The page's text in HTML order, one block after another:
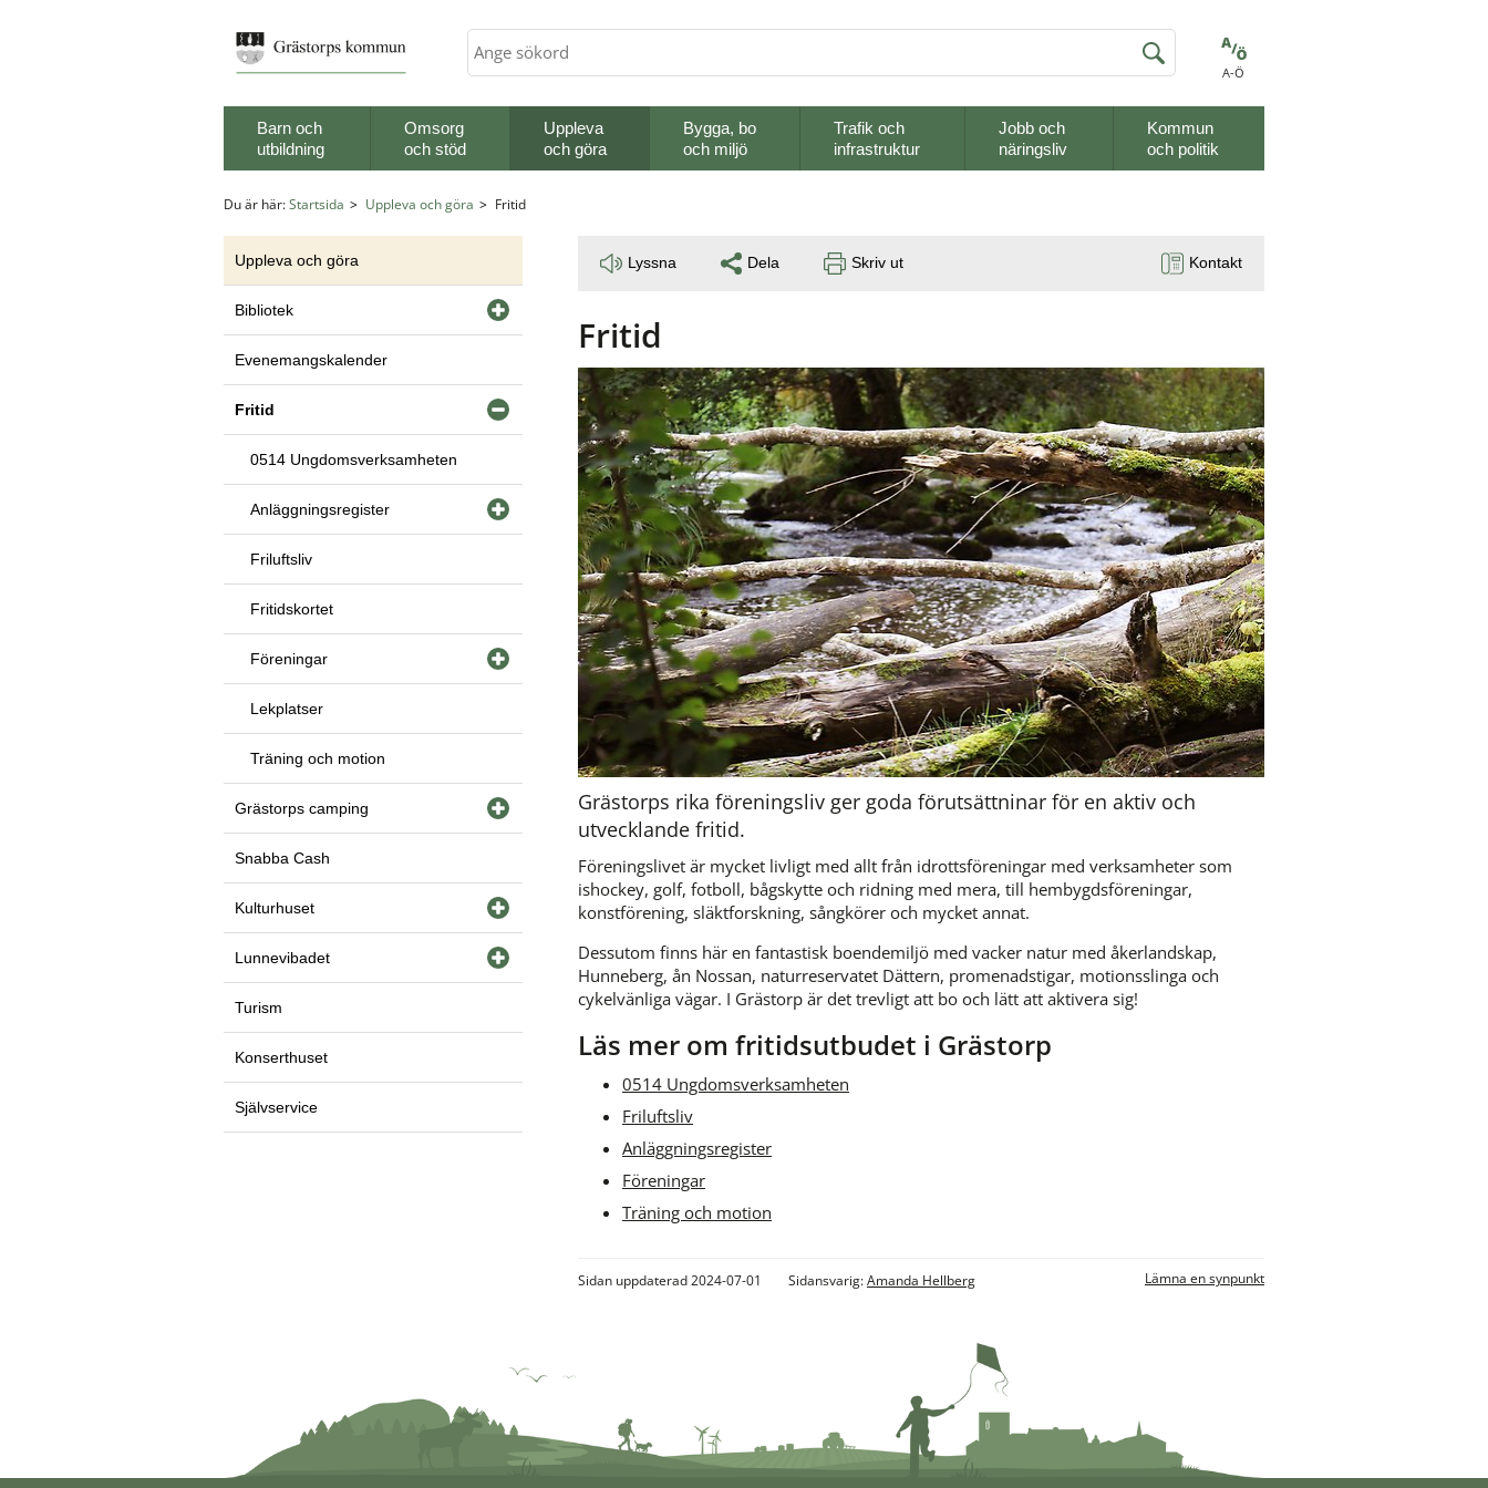
Sök
A-Ö
Barn och
utbildning
Omsorg
och stöd
Uppleva
och göra
Bygga, bo
och miljö
Trafik och
infrastruktur
Jobb och
näringsliv
Kommun
och politik
Du är här:Startsida Uppleva och göra Fritid
Uppleva och göra
Bibliotek
Evenemangskalender
Fritid
0514 Ungdomsverksamheten
Anläggningsregister
Friluftsliv
Fritidskortet
Föreningar
Lekplatser
Träning och motion
Grästorps camping
Snabba Cash
Kulturhuset
Lunnevibadet
Turism
Konserthuset
Självservice
Lyssna Dela Skriv ut Kontakt
Fritid
Grästorps rika föreningsliv ger goda förutsättninar för en aktiv och
utvecklande fritid.
Föreningslivet är mycket livligt med allt från idrottsföreningar med verksamheter som
ishockey, golf, fotboll, bågskytte och ridning med mera, till hembygdsföreningar,
konstförening, släktforskning, sångkörer och mycket annat.
Dessutom finns här en fantastisk boendemiljö med vacker natur med åkerlandskap,
Hunneberg, ån Nossan, naturreservatet Dättern, promenadstigar, motionsslinga och
cykelvänliga vägar. I Grästorp är det trevligt att bo och lätt att aktivera sig!
Läs mer om fritidsutbudet i Grästorp
0514 Ungdomsverksamheten
Friluftsliv
Anläggningsregister
Föreningar
Träning och motion
Sidan uppdaterad 2024-07-01 Sidansvarig:Amanda Hellberg Lämna en synpunkt